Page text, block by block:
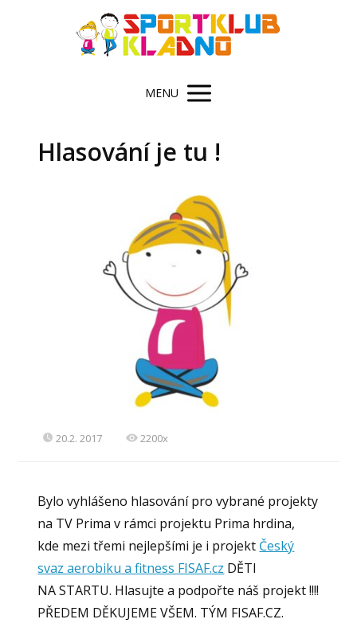
MENU
Hlasování je tu !
20.2. 2017 2200x
Bylo vyhlášeno hlasování pro vybrané projekty
na TV Prima v rámci projektu Prima hrdina,
kde mezi třemi nejlepšími je i projekt Český
svaz aerobiku a fitness FISAF.cz DĚTI
NA STARTU. Hlasujte a podpořte náš projekt !!!!
PŘEDEM DĚKUJEME VŠEM. TÝM FISAF.CZ.